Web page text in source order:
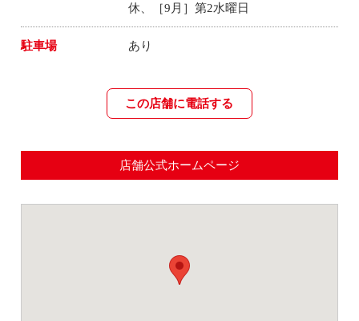
休、［9月］第2水曜日
駐車場 あり
この店舗に電話する
店舗公式ホームページ